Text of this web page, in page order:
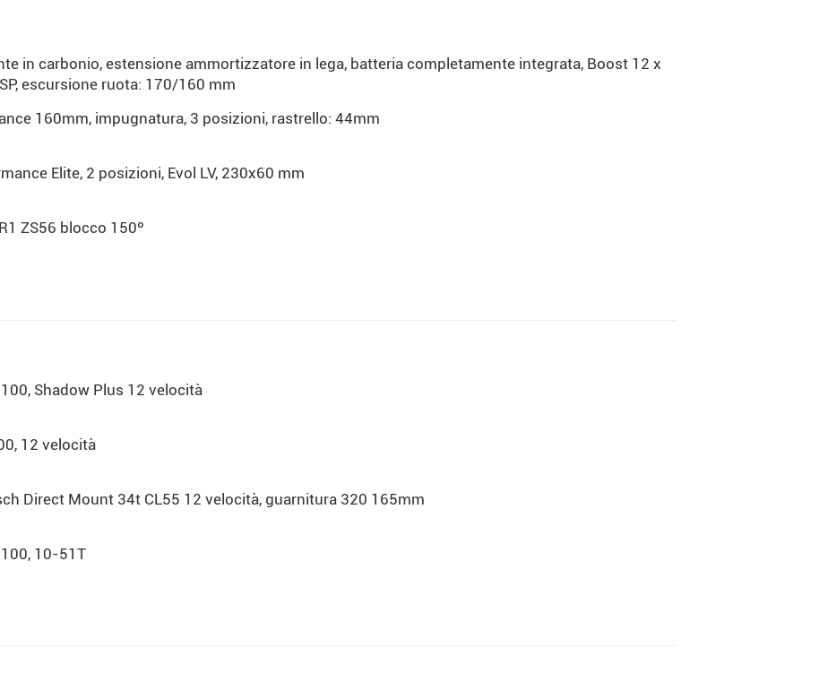
in carbonio, estensione ammortizzatore in lega, batteria completamente integrata, Boost 12 x
escursione ruota: 170/160 mm
160mm, impugnatura, 3 posizioni, rastrello: 44mm
Elite, 2 posizioni, Evol LV, 230x60 mm
ZS56 blocco 150º
Shadow Plus 12 velocità
12 velocità
Direct Mount 34t CL55 12 velocità, guarnitura 320 165mm
10-51T